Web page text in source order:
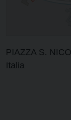
PIAZZA S.
Italia